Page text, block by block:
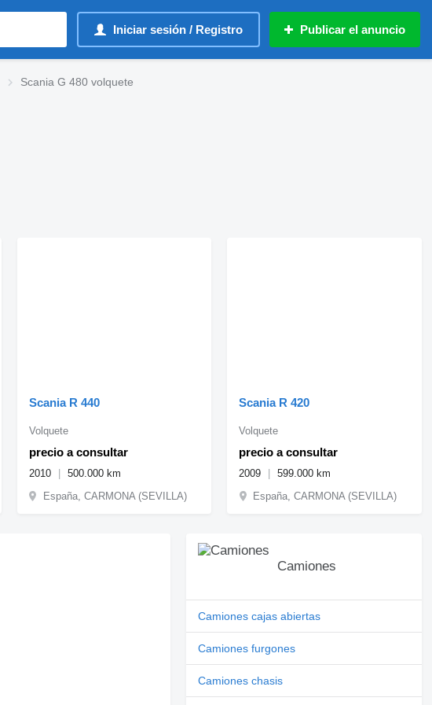
Iniciar sesión / Registro Publicar el anuncio
Scania G 480 volquete
Scania R 440
precio a consultar
Volquete
2010
500.000 km
España, CARMONA (SEVILLA)
Scania R 420
precio a consultar
Volquete
2009
599.000 km
España, CARMONA (SEVILLA)
Camiones
Camiones cajas abiertas
Camiones furgones
Camiones chasis